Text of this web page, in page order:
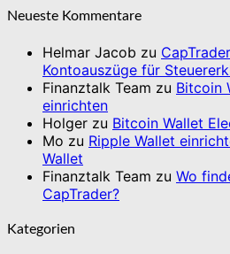
Neueste Kommentare
Helmar Jacob zu
Kontoauszüge für
Finanztalk Team zu Bitcoin
einrichten
Holger zu Bitcoin Wallet
Mo zu Ripple Wallet
Wallet
Finanztalk Team zu Wo
CapTrader?
Kategorien